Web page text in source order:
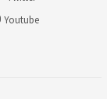
Youtube